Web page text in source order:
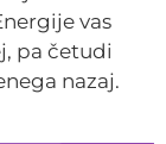
vas
pa četudi
nazaj.